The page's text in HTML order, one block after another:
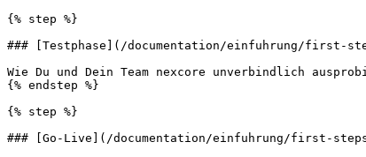
{% step %}
### [Testphase](/documentation/einfuhrung/first-
Wie Du und Dein Team nexcore unverbindlich
{% endstep %}
{% step %}
### [Go-Live](/documentation/einfuhrung/first-